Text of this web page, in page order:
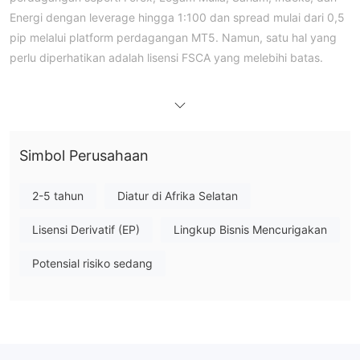
Energi dengan leverage hingga 1:100 dan spread mulai dari 0,5
pip melalui platform perdagangan MT5. Namun, satu hal yang
perlu diperhatikan adalah lisensi FSCA yang melebihi batas.
yang melebihi batas dari Financial Sector Conduct Authority
Pada Astra Montis, Anda dapat melakukan perdagangan
Simbol Perusahaan
2-5 tahun Diatur di Afrika Selatan
Lisensi Derivatif (EP) Lingkup Bisnis Mencurigakan
Potensial risiko sedang